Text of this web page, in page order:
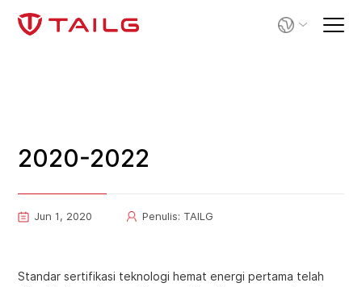
2020-2022
Jun 1, 2020 Penulis: TAILG
Standar sertifikasi teknologi hemat energi pertama telah